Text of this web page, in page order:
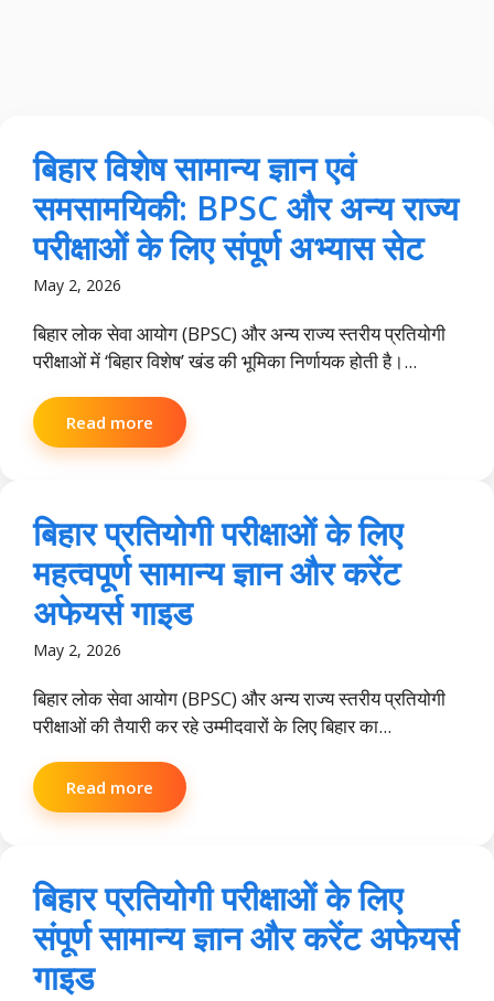
बिहार विशेष सामान्य ज्ञान एवं
समसामयिकी: BPSC और अन्य राज्य
परीक्षाओं के लिए संपूर्ण अभ्यास सेट
May 2, 2026
बिहार लोक सेवा आयोग (BPSC) और अन्य राज्य स्तरीय प्रतियोगी
परीक्षाओं में ‘बिहार विशेष’ खंड की भूमिका निर्णायक होती है।...
Read more
बिहार प्रतियोगी परीक्षाओं के लिए
महत्वपूर्ण सामान्य ज्ञान और करेंट
अफेयर्स गाइड
May 2, 2026
बिहार लोक सेवा आयोग (BPSC) और अन्य राज्य स्तरीय प्रतियोगी
परीक्षाओं की तैयारी कर रहे उम्मीदवारों के लिए बिहार का...
Read more
बिहार प्रतियोगी परीक्षाओं के लिए
संपूर्ण सामान्य ज्ञान और करेंट अफेयर्स
गाइड